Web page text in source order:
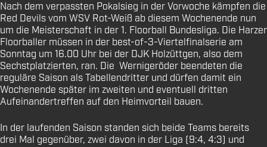
Nach dem verpassten Pokalsieg in der Vorwoche kämpfen die
Red Devils vom WSV Rot-Weiß ab diesem Wochenende nun
um die Meisterschaft in der 1. Floorball Bundesliga. Die Harzer
Floorballer müssen in der best-of-3-Viertelfinalserie am
Sonntag um 16.00 Uhr bei der DJK Holzüttgen, also dem
Sechstplatzierten, ran. Die Wernigeröder beendeten die
reguläre Saison als Tabellendritter und dürfen damit ein
Wochenende später im zweiten und eventuell dritten
Aufeinandertreffen auf den Heimvorteil bauen.
In der laufenden Saison standen sich beide Teams bereits
drei Mal gegenüber, zwei davon in der Liga (9:4, 4:3) und